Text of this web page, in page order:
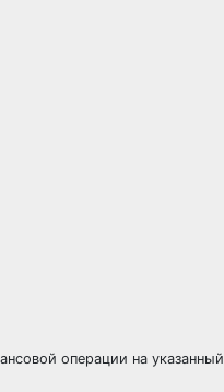
операции на указанный